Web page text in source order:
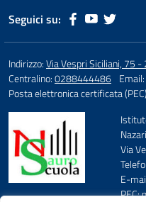
Seguici su:
Indirizzo:Via Vespri Siciliani, 75
Centralino:0288444486 Email:
Posta elettronica certificata
Via
E-
PEC: